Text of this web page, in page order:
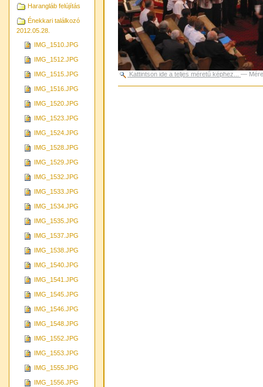
Harangláb felújítás
Énekkari találkozó
2012.05.28.
IMG_1510.JPG
IMG_1512.JPG
IMG_1515.JPG
IMG_1516.JPG
IMG_1520.JPG
IMG_1523.JPG
IMG_1524.JPG
IMG_1528.JPG
IMG_1529.JPG
IMG_1532.JPG
IMG_1533.JPG
IMG_1534.JPG
IMG_1535.JPG
IMG_1537.JPG
IMG_1538.JPG
IMG_1540.JPG
IMG_1541.JPG
IMG_1545.JPG
IMG_1546.JPG
IMG_1548.JPG
IMG_1552.JPG
IMG_1553.JPG
IMG_1555.JPG
IMG_1556.JPG
Kattintson ide a teljes méretű képhez... —